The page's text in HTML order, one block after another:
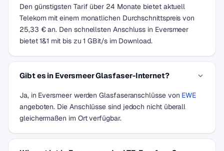
Den günstigsten Tarif über 24 Monate bietet aktuell
Telekom mit einem monatlichen Durchschnittspreis von
25,33 € an. Den schnellsten Anschluss in Eversmeer
bietet 1&1 mit bis zu 1 GBit/s im Download.
Gibt es in Eversmeer Glasfaser-Internet?
Ja, in Eversmeer werden Glasfaseranschlüsse von EWE
angeboten. Die Anschlüsse sind jedoch nicht überall
gleichermaßen im Ort verfügbar.